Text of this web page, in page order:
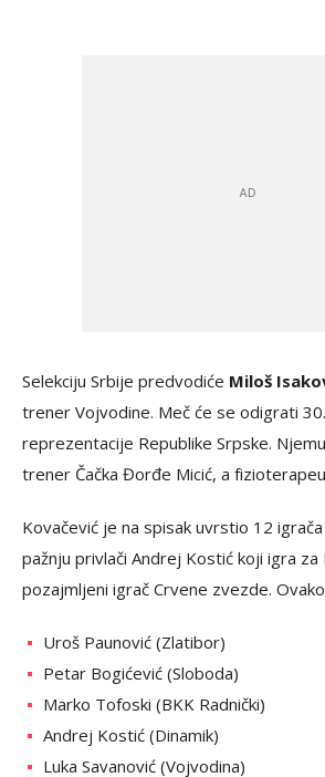
Selekciju Srbije predvodiće Miloš
trener Vojvodine. Meč će se odigrati
reprezentacije Republike Srpske.
trener Čačka Đorđe Micić, a
Kovačević je na spisak uvrstio 12
pažnju privlači Andrej Kostić koji igra za
pozajmljeni igrač Crvene zvezde.
Uroš Paunović (Zlatibor)
Petar Bogićević (Sloboda)
Marko Tofoski (BKK Radnički)
Andrej Kostić (Dinamik)
Luka Savanović (Vojvodina)